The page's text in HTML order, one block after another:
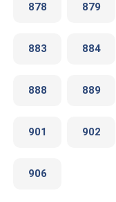
878 879
883 884
888 889
901 902
906